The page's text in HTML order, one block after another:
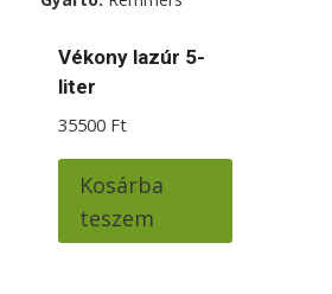
Vékony lazúr 5-
liter
35500 Ft
Kosárba
teszem